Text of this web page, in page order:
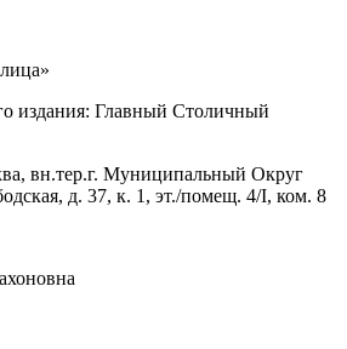
издания: Главный Столичный
вн.тер.г. Муниципальный Округ
д. 37, к. 1, эт./помещ. 4/I, ком. 8